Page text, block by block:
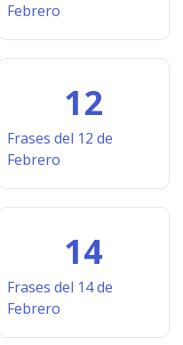
Febrero
12
Frases del 12 de
Febrero
14
Frases del 14 de
Febrero